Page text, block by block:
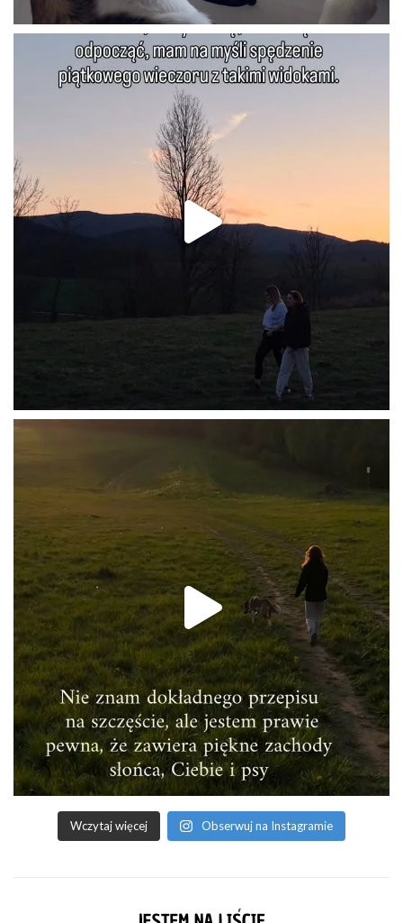
Wczytaj więcej Obserwuj na Instagramie